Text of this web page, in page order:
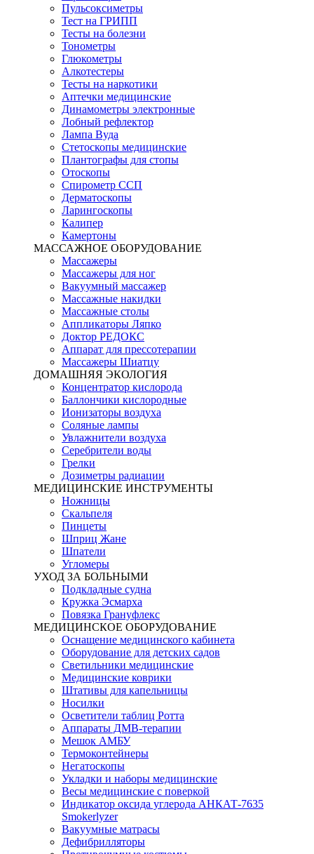
Пульсоксиметры
Тест на ГРИПП
Тесты на болезни
Тонометры
Глюкометры
Алкотестеры
Тесты на наркотики
Аптечки медицинские
Динамометры электронные
Лобный рефлектор
Лампа Вуда
Стетоскопы медицинские
Плантографы для стопы
Отоскопы
Спирометр ССП
Дерматоскопы
Ларингоскопы
Калипер
Камертоны
МАССАЖНОЕ ОБОРУДОВАНИЕ
Массажеры
Массажеры для ног
Вакуумный массажер
Массажные накидки
Массажные столы
Аппликаторы Ляпко
Доктор РЕДОКС
Аппарат для прессотерапии
Массажеры Шиатцу
ДОМАШНЯЯ ЭКОЛОГИЯ
Концентратор кислорода
Баллончики кислородные
Ионизаторы воздуха
Соляные лампы
Увлажнители воздуха
Серебрители воды
Грелки
Дозиметры радиации
МЕДИЦИНСКИЕ ИНСТРУМЕНТЫ
Ножницы
Скальпеля
Пинцеты
Шприц Жане
Шпатели
Угломеры
УХОД ЗА БОЛЬНЫМИ
Подкладные судна
Кружка Эсмарха
Повязка Грануфлекс
МЕДИЦИНСКОЕ ОБОРУДОВАНИЕ
Оснащение медицинского кабинета
Оборудование для детских садов
Светильники медицинские
Медицинские коврики
Штативы для капельницы
Носилки
Осветители таблиц Ротта
Аппараты ДМВ-терапии
Мешок АМБУ
Термоконтейнеры
Негатоскопы
Укладки и наборы медицинские
Весы медицинские с поверкой
Индикатор оксида углерода АНКАТ-7635
Smokerlyzer
Вакуумные матрасы
Дефибрилляторы